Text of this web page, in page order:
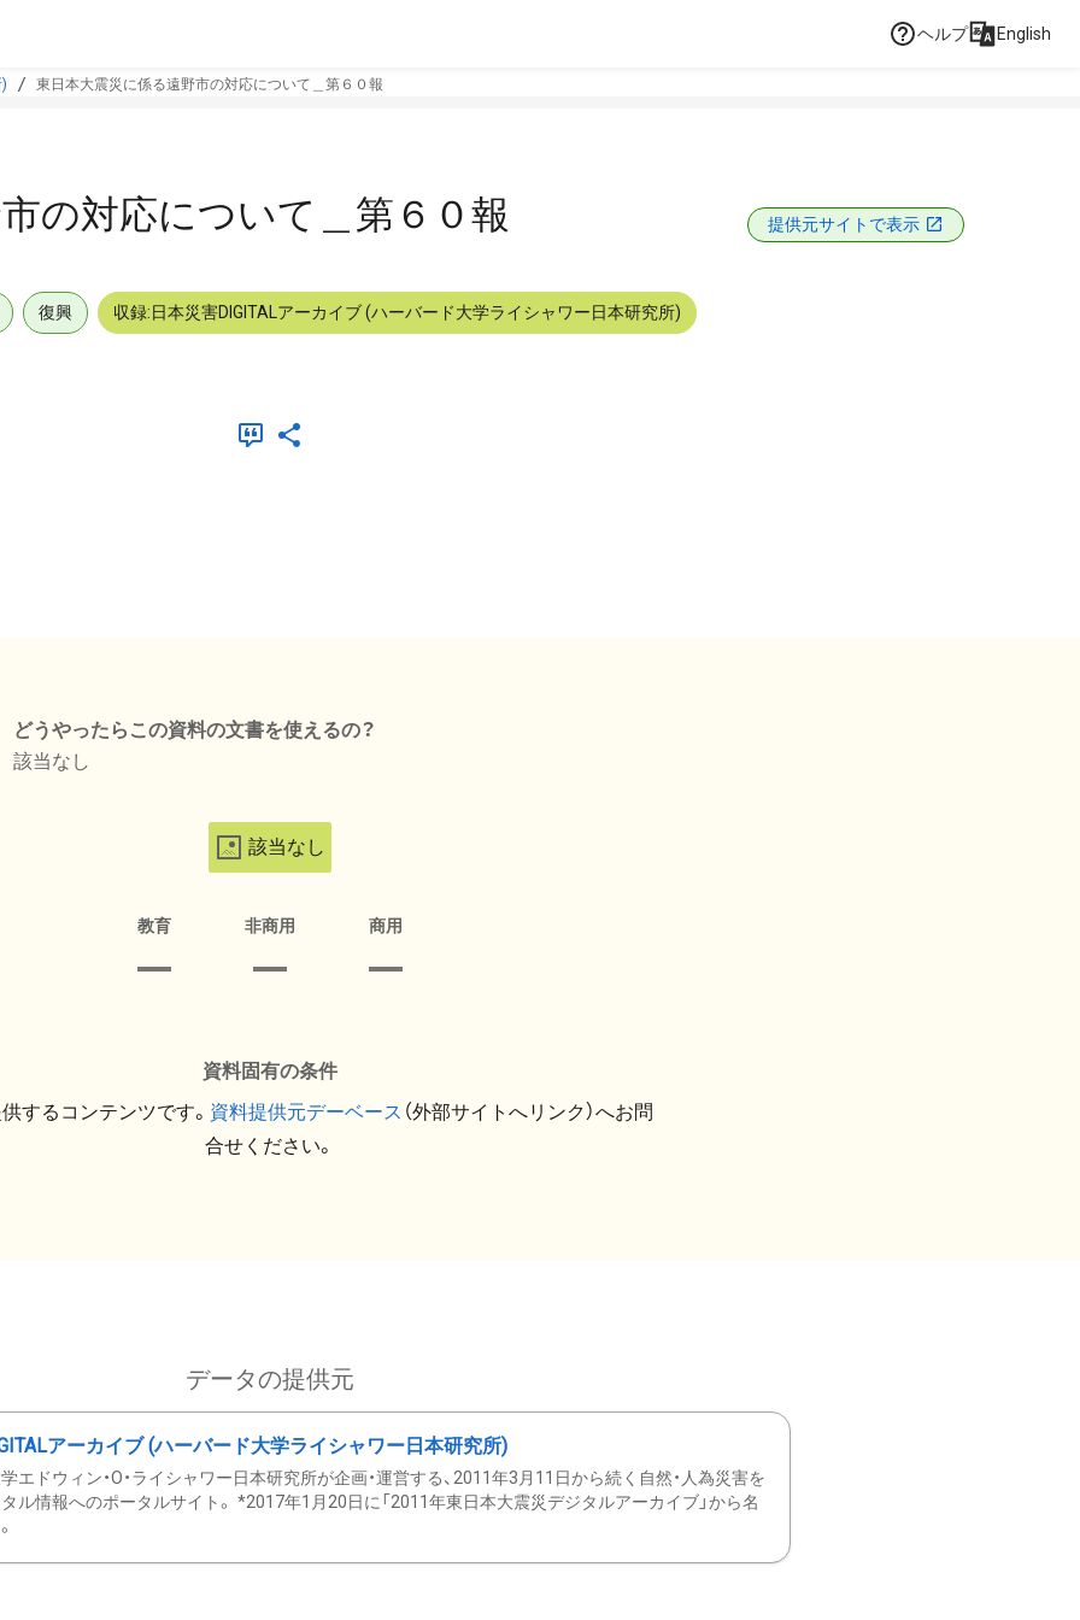
ヘルプ English
東日本大震災に係る遠野市の対応について＿第６０報
の対応について＿第６０報 提供元サイトで表示
復興 収録:日本災害DIGITALアーカイブ (ハーバード大学ライシャワー日本研究所)
どうやったらこの資料の文書を使えるの？
該当なし
該当なし
教育 非商用 商用
資料固有の条件
するコンテンツです。 資料提供元デーベース （外部サイトへリンク）へお問
合せください。
データの提供元
アーカイブ (ハーバード大学ライシャワー日本研究所)
エドウィン・O・ライシャワー日本研究所が企画・運営する、2011年3月11日から続く自然・人為災害を
ル情報へのポータルサイト。 *2017年1月20日に「2011年東日本大震災デジタルアーカイブ」から名